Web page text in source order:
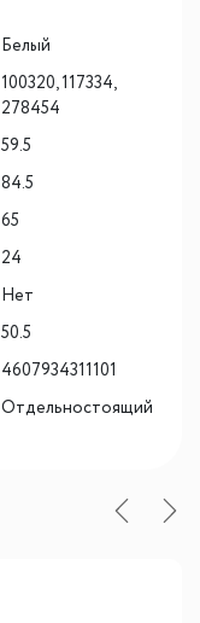
Белый
100320, 117334,
278454
59.5
84.5
65
24
Нет
50.5
4607934311101
Отдельностоящий